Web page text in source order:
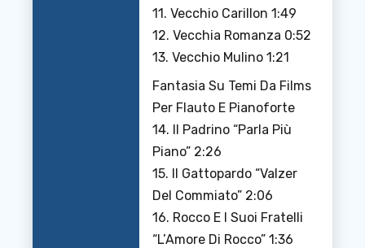
11. Vecchio Carillon 1:49
12. Vecchia Romanza 0:52
13. Vecchio Mulino 1:21
Fantasia Su Temi Da Films
Per Flauto E Pianoforte
14. Il Padrino “Parla Più
Piano” 2:26
15. Il Gattopardo “Valzer
Del Commiato” 2:06
16. Rocco E I Suoi Fratelli
“L’Amore Di Rocco” 1:36